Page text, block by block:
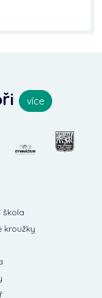
více
škola
kroužky